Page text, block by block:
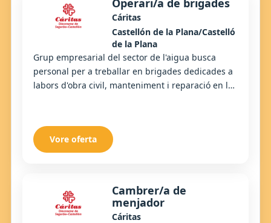
Cáritas
Castellón de la Plana/Castelló
de la Plana
Grup empresarial del sector de l'aigua busca
personal per a treballar en brigades dedicades a
labors d'obra civil, manteniment i reparació en la
Vore oferta
Cambrer/a de
menjador
Cáritas